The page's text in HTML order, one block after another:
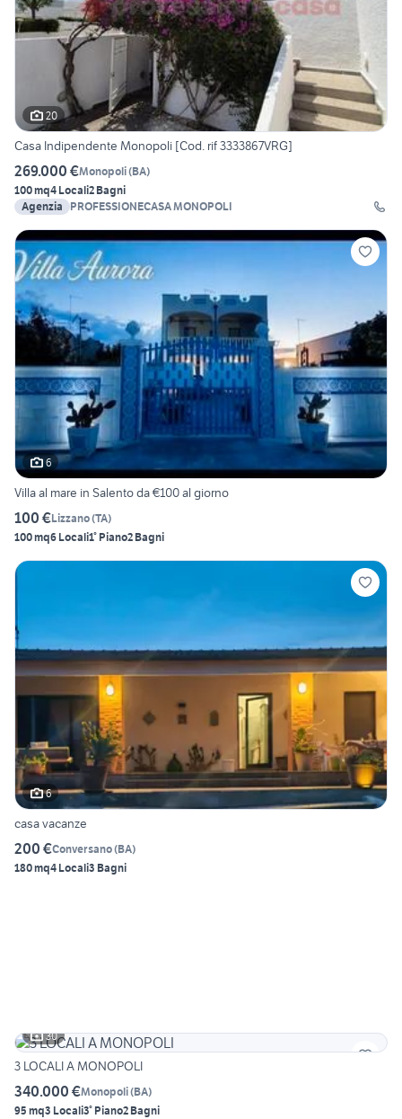
20
Casa Indipendente Monopoli [Cod. rif 3333867VRG]
269.000 €Monopoli(BA)
100 mq4 Locali2 Bagni
Agenzia
PROFESSIONECASA MONOPOLI
6
Villa al mare in Salento da €100 al giorno
100 €Lizzano(TA)
100 mq6 Locali1° Piano2 Bagni
6
casa vacanze
200 €Conversano(BA)
180 mq4 Locali3 Bagni
30
3 LOCALI A MONOPOLI
340.000 €Monopoli(BA)
95 mq3 Locali3° Piano2 Bagni